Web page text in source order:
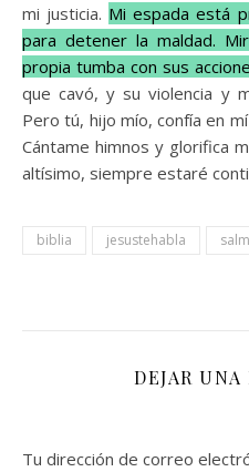
mi justicia. Mi espada está
para detener la maldad.
propia tumba con sus
que cavó, y su violencia y
Pero tú, hijo mío, confía en
Cántame himnos y glorifica
altísimo, siempre estaré
biblia jesustehabla
DEJAR UNA
Tu dirección de correo